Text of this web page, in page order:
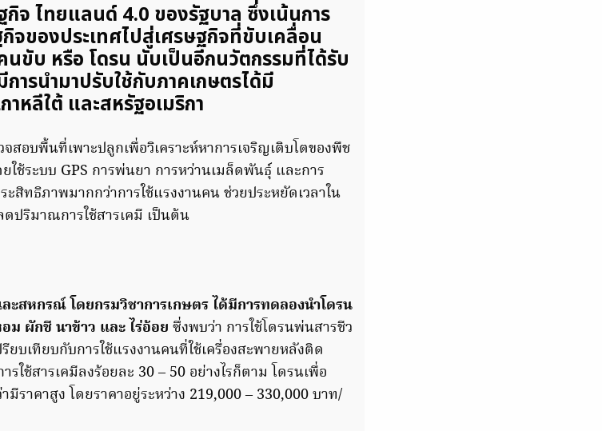
จ ไทยแลนด์ 4.0 ของรัฐบาล ซึ่งเน้นการ
จของประเทศไปสู่เศรษฐกิจที่ขับเคลื่อน
นขับ หรือ โดรน นับเป็นอีกนวัตกรรมที่ได้รับ
ารนำมาปรับใช้กับภาคเกษตรได้มี
หลีใต้ และสหรัฐอเมริกา
สอบพื้นที่เพาะปลูกเพื่อวิเคราะห์หาการเจริญเติบโตของพืช
ช้ระบบ GPS การพ่นยา การหว่านเมล็ดพันธุ์ และการ
สิทธิภาพมากกว่าการใช้แรงงานคน ช่วยประหยัดเวลาใน
ปริมาณการใช้สารเคมี เป็นต้น
ะสหกรณ์ โดยกรมวิชาการเกษตร ได้มีการทดลองนำโดรน
ผักชี นาข้าว และ ไร่อ้อย ซึ่งพบว่า การใช้โดรนพ่นสารชีว
บเทียบกับการใช้แรงงานคนที่ใช้เครื่องสะพายหลังติด
ใช้สารเคมีลงร้อยละ 30 – 50 อย่างไรก็ตาม โดรนเพื่อ
ราคาสูง โดยราคาอยู่ระหว่าง 219,000 – 330,000 บาท/